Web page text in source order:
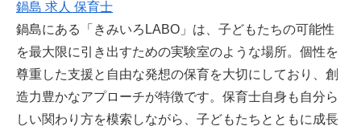
鍋島 求人 保育士
鍋島にある「きみいろLABO」は、子どもたちの可能性
を最大限に引き出すための実験室のような場所。個性を
尊重した支援と自由な発想の保育を大切にしており、創
造力豊かなアプローチが特徴です。保育士自身も自分ら
しい関わり方を模索しながら、子どもたちとともに成長